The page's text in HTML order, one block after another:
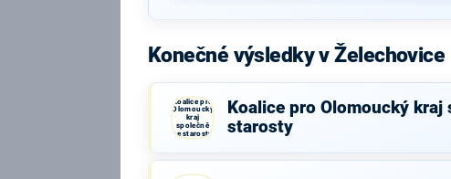
Konečné výsledky v Želechovice
Koalice pro
Olomoucký
kraj
společně
se starosty
Koalice pro Olomoucký kraj
starosty